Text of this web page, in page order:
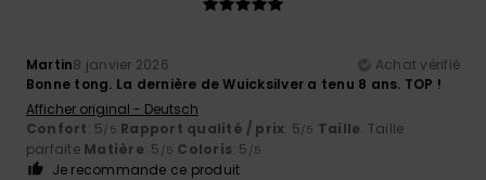
Martin8 janvier 2026
Achat vérifié
Bonne tong. La dernière de Wuicksilver a tenu 8 ans. TOP !
Afficher original - Deutsch
Confort: 5/5 Rapport qualité / prix: 5/5 Taille: Taille
parfaite Matière: 5 /5 Coloris: 5 /5
Je recommande ce produit